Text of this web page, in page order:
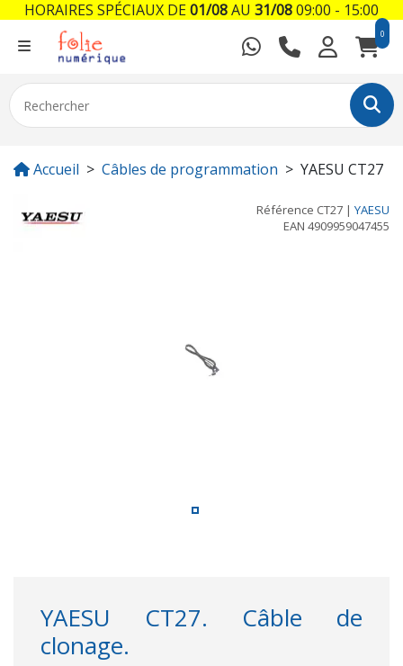
0
Accueil Câbles de programmation YAESU CT27
Référence CT27 | YAESU
EAN 4909959047455
YAESU CT27. Câble de
clonage.
HORAIRES SPÉCIAUX DE01/08AU 31/0809:00 - 15:00